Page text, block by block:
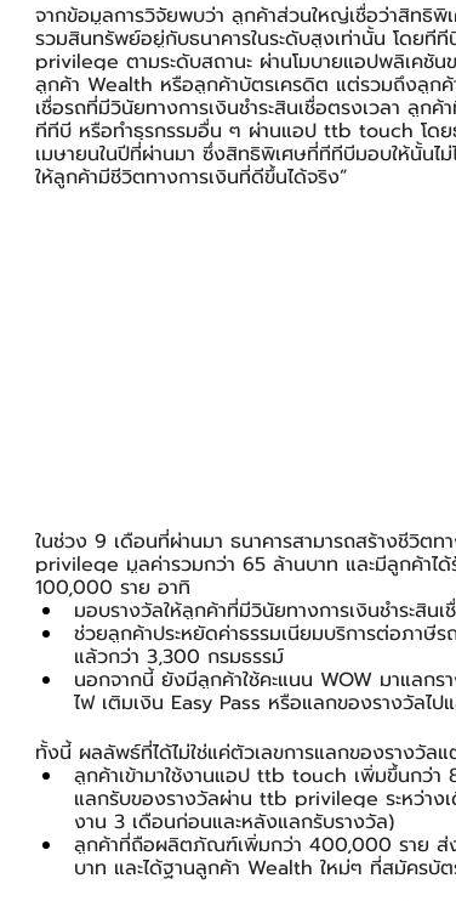
จากข้อมูลการวิจัยพบว่า ลูกค้าส่วนใหญ่เชื่อว่าสิทธิ
รวมสินทรัพย์อยู่กับธนาคารในระดับสูงเท่านั้น โดย
privilege ตามระดับสถานะ ผ่านโมบายแอปพลิเคชัน
ลูกค้า Wealth หรือลูกค้าบัตรเครดิต แต่รวมถึงลูก
เชื่อรถที่มีวินัยทางการเงินชำระสินเชื่อตรงเวลา
ทีทีบี หรือทำธุรกรรมอื่น ๆ ผ่านแอป ttb touch โดย
เมษายนในปีที่ผ่านมา ซึ่งสิทธิพิเศษที่ทีทีบีมอบให้นั้นไ
ให้ลูกค้ามีชีวิตทางการเงินที่ดีขึ้นได้จริง”
ในช่วง 9 เดือนที่ผ่านมา ธนาคารสามารถสร้างชีวิต
privilege มูลค่ารวมกว่า 65 ล้านบาท และมีลูกค้า
100,000 ราย อาทิ
มอบรางวัลให้ลูกค้าที่มีวินัยทางการเงินชำระสิน
ช่วยลูกค้าประหยัดค่าธรรมเนียมบริการต่อภาษี
แล้วกว่า 3,300 กรมธรรม์
นอกจากนี้ ยังมีลูกค้าใช้คะแนน WOW มาแลกร
ไฟ เติมเงิน Easy Pass หรือแลกของรางวัลไป
ทั้งนี้ ผลลัพธ์ที่ได้ไม่ใช่แค่ตัวเลขการแลกของรางวั
ลูกค้าเข้ามาใช้งานแอป ttb touch เพิ่มขึ้นกว่
แลกรับของรางวัลผ่าน ttb privilege ระหว่าง
งาน 3 เดือนก่อนและหลังแลกรับรางวัล)
ลูกค้าที่ถือผลิตภัณฑ์เพิ่มกว่า 400,000 ราย ส่
บาท และได้ฐานลูกค้า Wealth ใหม่ๆ ที่สมัคร